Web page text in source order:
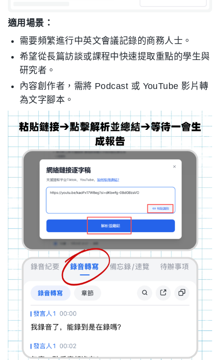
適用場景：
需要頻繁進行中英文會議記錄的商務人士。
希望從長篇訪談或課程中快速提取重點的學生與
研究者。
內容創作者，需將 Podcast 或 YouTube 影片轉
為文字腳本。